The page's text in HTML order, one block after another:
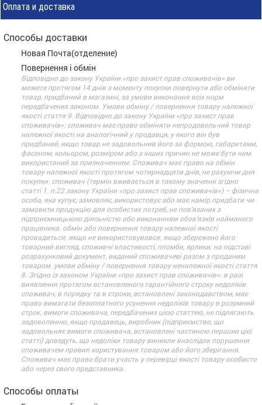
Оплата и доставка
Способы доставки
Новая Почта(отделение)
Повернення і обмін
Відповідно до закону України «про захист прав споживачів» ви
можете протягом 14 днів з моменту покупки повернути або обміняти
товар, придбаний в магазині, за умови виконання всіх норм
передбачених законом. Умови обміну / повернення товару належної
якості стаття 9. Відповідно до закону України «про захист прав
споживачів»: споживач має право обміняти непродовольчий товар
належної якості на аналогічний у продавця, у якого він був
придбаний, якщо товар не задовольнив його за формою, габаритами,
фасоном, кольором, розміром або з інших причин не може бути ним
використаний за призначенням. Споживач має право на обмін
товару належної якості протягом чотирнадцяти днів, не рахуючи дня
покупки. споживач (термін вживається в такому значенні згідно
статті 1. п.22 закону України «про захист прав споживачів») – фізична
особа, яка купує, замовляє, використовує або має намір придбати чи
замовити продукцію для особистих потреб, не пов’язаних з
підприємницькою діяльністю або виконанням обов’язків найманого
працівника. обмін або повернення товару належної якості
провадиться: якщо не використовувався; якщо збережено його
товарний вигляд, споживчі властивості, пломби, ярлики; на підставі
розрахунковий документ, виданий споживачеві разом з проданим
товаром. умови обміну / повернення товару неналежної якості стаття
8. Згідно із законом України «про захист прав споживачів»: в разі
виявлення протягом встановленого гарантійного строку недоліків
споживач, в порядку та в строки, встановлені законодавством, має
право вимагати безоплатного усунення недоліків товару в розумний
строк. вимоги споживача, передбачених цією статтею, не підлягають
задоволенню, якщо продавець, виробник (підприємство, що
задовольняє вимоги споживача, встановлені частиною першою цієї
статті) доведуть, що недоліки товару виникли внаслідок порушення
споживачем правил користування товаром або його зберігання.
Споживач має право брати участь у перевірці якості товару особисто
або через свого представника.
Способы оплаты